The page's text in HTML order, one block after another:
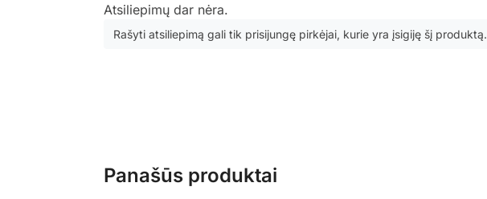
Atsiliepimų dar nėra.
Rašyti atsiliepimą gali tik prisijungę pirkėjai, kurie yra įsigiję šį produktą.
Panašūs produktai